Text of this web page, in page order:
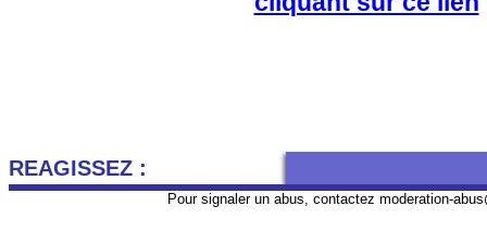
REAGISSEZ :
Pour signaler un abus, contactez moderation-